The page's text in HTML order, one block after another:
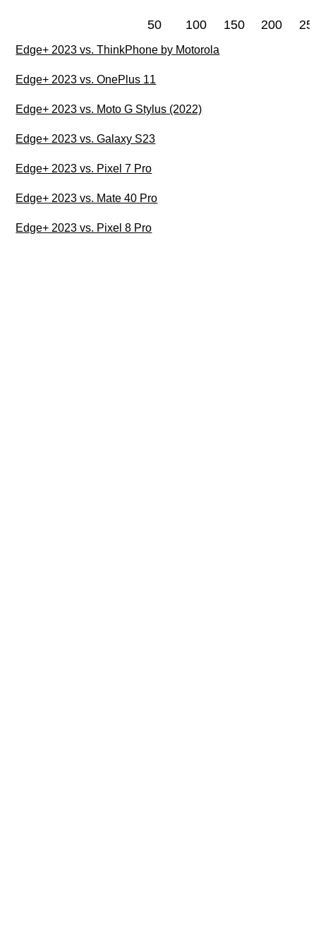
50 100 150 200
Edge+ 2023 vs. ThinkPhone by Motorola
Edge+ 2023 vs. OnePlus 11
Edge+ 2023 vs. Moto G Stylus (2022)
Edge+ 2023 vs. Galaxy S23
Edge+ 2023 vs. Pixel 7 Pro
Edge+ 2023 vs. Mate 40 Pro
Edge+ 2023 vs. Pixel 8 Pro